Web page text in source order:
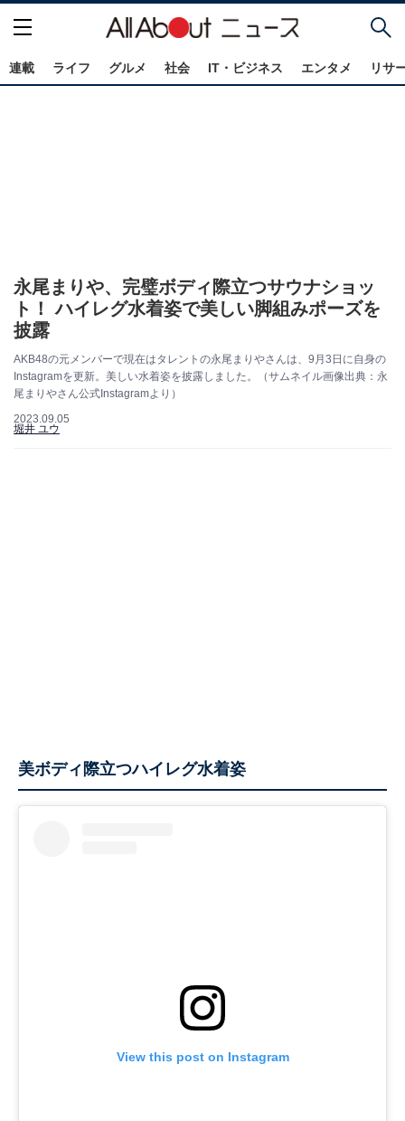
連載 ライフ グルメ 社会 IT・ビジネス エンタメ リサ
永尾まりや、完璧ボディ際立つサウナショッ
ト！ ハイレグ水着姿で美しい脚組みポーズを
披露
AKB48の元メンバーで現在はタレントの永尾まりやさんは、9月3日に自身の
Instagramを更新。美しい水着姿を披露しました。（サムネイル画像出典：永
尾まりやさん公式Instagramより）
2023.09.05
堀井 ユウ
美ボディ際立つハイレグ水着姿
View this post on Instagram